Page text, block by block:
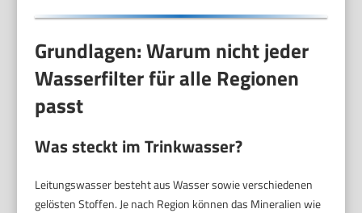
Grundlagen: Warum nicht jeder
Wasserfilter für alle Regionen
passt
Was steckt im Trinkwasser?
Leitungswasser besteht aus Wasser sowie verschiedenen
gelösten Stoffen. Je nach Region können das Mineralien wie